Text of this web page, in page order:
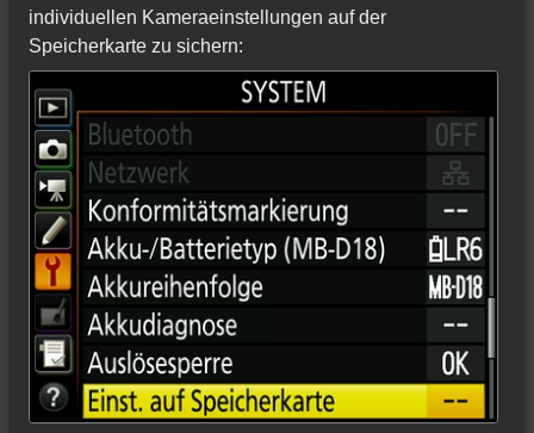
individuellen Kameraeinstellungen auf der
Speicherkarte zu sichern: